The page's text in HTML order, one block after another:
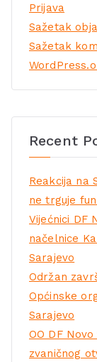
Prijava
Sažetak
Sažetak
Recent
Reakcija na
ne trguje
Vijećnici DF
načelnice
Sarajevo
Održan
Općinske
Sarajevo
OO DF
zvaničnog